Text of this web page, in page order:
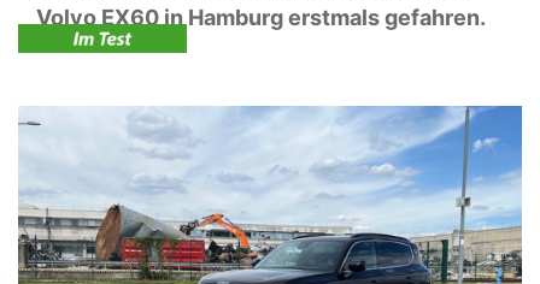
Volvo EX60 in Hamburg erstmals gefahren.